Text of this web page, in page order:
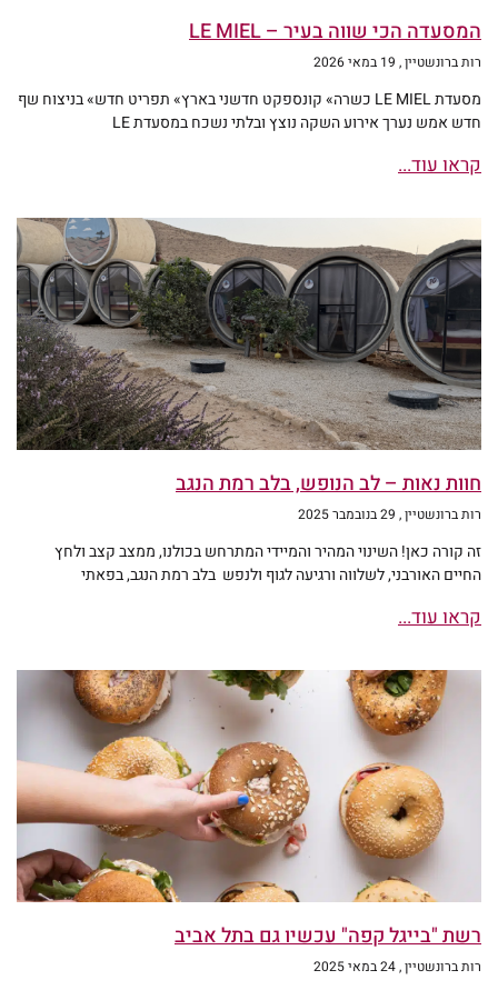
המסעדה הכי שווה בעיר – LE MIEL
רות ברונשטיין 19 במאי 2026
מסעדת LE MIEL כשרה» קונספקט חדשני בארץ» תפריט חדש» בניצוח שף
חדש אמש נערך אירוע השקה נוצץ ובלתי נשכח במסעדת LE
קראו עוד...
חוות נאות – לב הנופש, בלב רמת הנגב
רות ברונשטיין 29 בנובמבר 2025
זה קורה כאן! השינוי המהיר והמיידי המתרחש בכולנו, ממצב קצב ולחץ
החיים האורבני, לשלווה ורגיעה לגוף ולנפש בלב רמת הנגב, בפאתי
קראו עוד...
רשת "בייגל קפה" עכשיו גם בתל אביב
רות ברונשטיין 24 במאי 2025